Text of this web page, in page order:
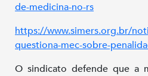
de-medicina-no-rs
https://www.simers.org.br/
questiona-mec-sobre-
O sindicato defende que a